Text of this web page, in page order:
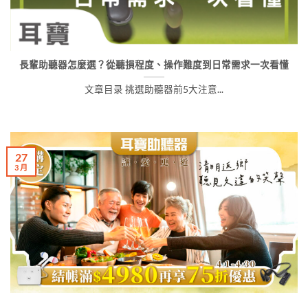
長輩助聽器怎麼選？從聽損程度、操作難度到日常需求一次看懂
文章目录 挑選助聽器前5大注意...
27
3 月